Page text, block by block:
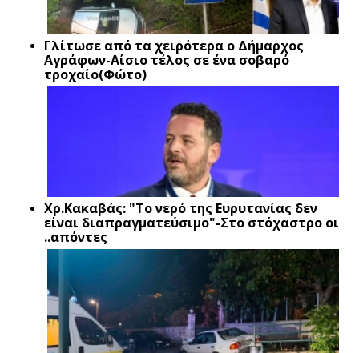
Γλίτωσε από τα χειρότερα ο Δήμαρχος
Αγράφων-Αίσιο τέλος σε ένα σοβαρό
τροχαίο(Φώτο)
Xρ.Κακαβάς: "Το νερό της Ευρυτανίας δεν
είναι διαπραγματεύσιμο"-Στο στόχαστρο οι
..απόντες